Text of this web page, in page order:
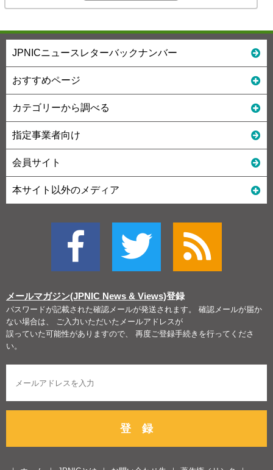
JPNICニュースレターバックナンバー
おすすめページ
カテゴリーから調べる
指定事業者向け
会員サイト
本サイト以外のメディア
メールマガジン(JPNIC News & Views)登録
パスワードが記載された確認メールが発送されます。 確認メールが届か
ない場合は、 ご入力いただいたメールアドレスが
誤っていた可能性がありますので、 再度ご登録手続きを行ってくださ
い。
登 録